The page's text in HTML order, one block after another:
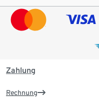
Zahlung
Rechnung